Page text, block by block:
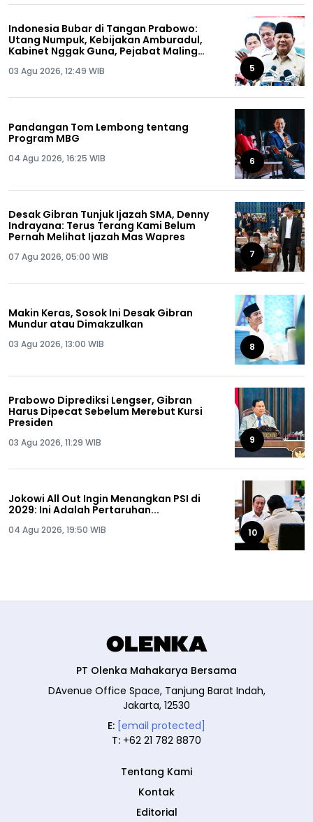
Indonesia Bubar di Tangan Prabowo:
Utang Numpuk, Kebijakan Amburadul,
Kabinet Nggak Guna, Pejabat Maling
03 Agu 2026, 12:49 WIB 5
Pandangan Tom Lembong tentang
Program MBG
04 Agu 2026, 16:25 WIB 6
Desak Gibran Tunjuk Ijazah SMA, Denny
Indrayana: Terus Terang Kami Belum
Pernah Melihat Ijazah Mas Wapres
07 Agu 2026, 05:00 WIB 7
Makin Keras, Sosok Ini Desak Gibran
Mundur atau Dimakzulkan
03 Agu 2026, 13:00 WIB 8
Prabowo Diprediksi Lengser, Gibran
Harus Dipecat Sebelum Merebut Kursi
Presiden
03 Agu 2026, 11:29 WIB 9
Jokowi All Out Ingin Menangkan PSI di
2029: Ini Adalah Pertaruhan...
04 Agu 2026, 19:50 WIB 10
PT Olenka Mahakarya Bersama
DAvenue Office Space, Tanjung Barat Indah,
Jakarta, 12530
E: [email protected]
T: +62 21 782 8870
Tentang Kami
Kontak
Editorial